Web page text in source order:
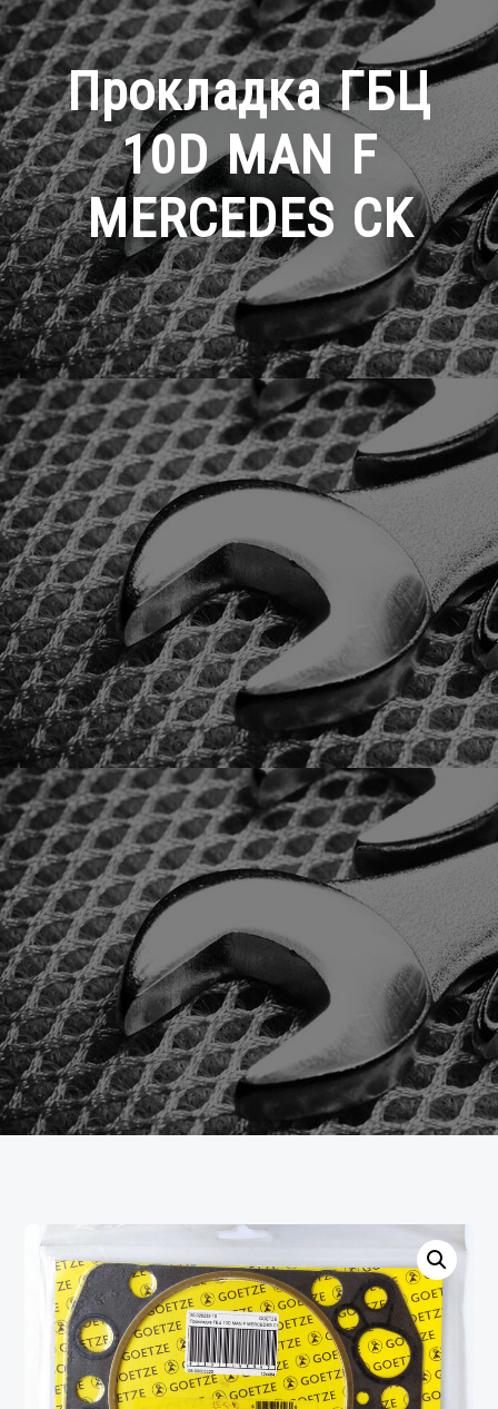
Прокладка ГБЦ
10D MAN F
MERCEDES CK